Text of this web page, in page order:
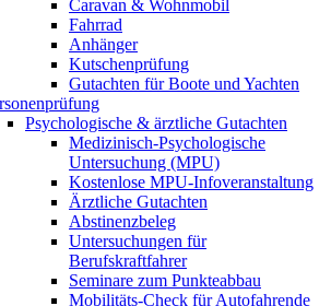
Caravan & Wohnmobil
Fahrrad
Anhänger
Kutschenprüfung
Gutachten für Boote und Yachten
Psychologische & ärztliche Gutachten
Medizinisch-Psychologische
Untersuchung (MPU)
Kostenlose MPU-Infoveranstaltung
Ärztliche Gutachten
Abstinenzbeleg
Untersuchungen für
Berufskraftfahrer
Seminare zum Punkteabbau
Mobilitäts-Check für Autofahrende